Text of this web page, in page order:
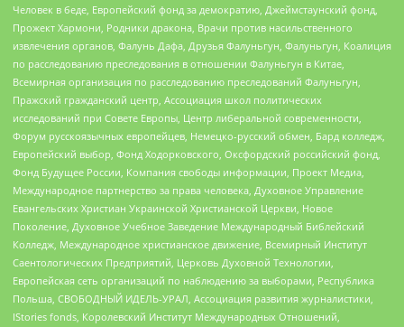
Человек в беде, Европейский фонд за демократию, Джеймстаунский фонд,
Прожект Хармони, Родники дракона, Врачи против насильственного
извлечения органов, Фалунь Дафа, Друзья Фалуньгун, Фалуньгун, Коалиция
по расследованию преследования в отношении Фалуньгун в Китае,
Всемирная организация по расследованию преследований Фалуньгун,
Пражский гражданский центр, Ассоциация школ политических
исследований при Совете Европы, Центр либеральной современности,
Форум русскоязычных европейцев, Немецко-русский обмен, Бард колледж,
Европейский выбор, Фонд Ходорковского, Оксфордский российский фонд,
Фонд Будущее России, Компания свободы информации, Проект Медиа,
Международное партнерство за права человека, Духовное Управление
Евангельских Христиан Украинской Христианской Церкви, Новое
Поколение, Духовное Учебное Заведение Международный Библейский
Колледж, Международное христианское движение, Всемирный Институт
Саентологических Предприятий, Церковь Духовной Технологии,
Европейская сеть организаций по наблюдению за выборами, Республика
Польша, СВОБОДНЫЙ ИДЕЛЬ-УРАЛ, Ассоциация развития журналистики,
IStories fonds, Королевский Институт Международных Отношений,